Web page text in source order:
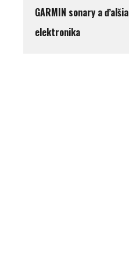
GARMIN sonary a ďalšia
elektronika